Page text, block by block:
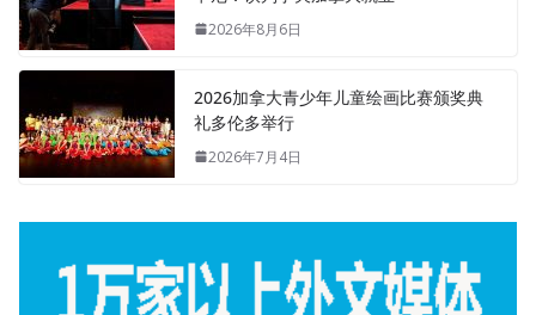
2026年8月6日
2026加拿大青少年儿童绘画比赛颁奖典
礼多伦多举行
2026年7月4日